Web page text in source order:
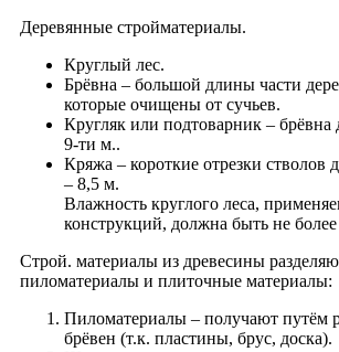
Деревянные стройматериалы.
Круглый лес.
Брёвна – большой длины части
которые очищены от сучьев.
Кругляк или подтоварник – брёвна
9-ти м..
Кряжа – короткие отрезки cтволов
– 8,5 м.
Влажность круглого леса,
конструкций, должна быть не
Строй. материалы из древесины
пиломатериалы и плиточные материалы:
Пиломатериалы – получают путём
брёвен (т.к. пластины, брус, доска).